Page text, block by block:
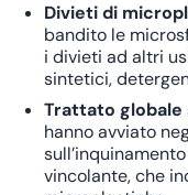
Divieti di
bandito le
i divieti ad altri
sintetici,
Trattato globale
hanno avviato
vincolante, che